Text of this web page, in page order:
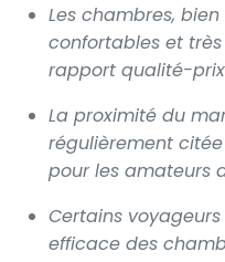
Les chambres,
confortables et
rapport qualité-
La proximité du
régulièrement
pour les amateurs
Certains
efficace des